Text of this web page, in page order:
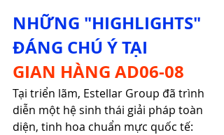
NHỮNG "HIGHLIGHTS"
ĐÁNG CHÚ Ý TẠI
GIAN HÀNG AD06-08
Tại triển lãm, Estellar Group đã trình
diễn một hệ sinh thái giải pháp toàn
diện, tinh hoa chuẩn mực quốc tế: